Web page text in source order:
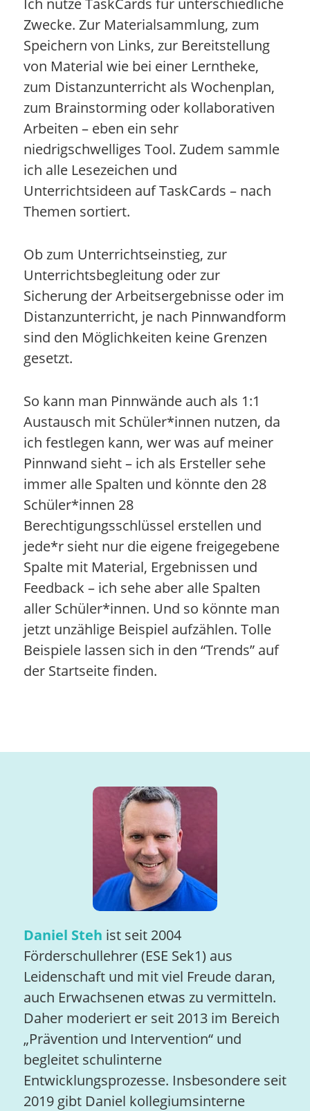
Zwecke. Zur Materialsammlung, zum
Speichern von Links, zur Bereitstellung
von Material wie bei einer Lerntheke,
zum Distanzunterricht als Wochenplan,
zum Brainstorming oder kollaborativen
Arbeiten – eben ein sehr
niedrigschwelliges Tool. Zudem sammle
ich alle Lesezeichen und
Unterrichtsideen auf TaskCards – nach
Themen sortiert.
Ob zum Unterrichtseinstieg, zur
Unterrichtsbegleitung oder zur
Sicherung der Arbeitsergebnisse oder im
Distanzunterricht, je nach Pinnwandform
sind den Möglichkeiten keine Grenzen
gesetzt.
So kann man Pinnwände auch als 1:1
Austausch mit Schüler*innen nutzen, da
ich festlegen kann, wer was auf meiner
Pinnwand sieht – ich als Ersteller sehe
immer alle Spalten und könnte den 28
Schüler*innen 28
Berechtigungsschlüssel erstellen und
jede*r sieht nur die eigene freigegebene
Spalte mit Material, Ergebnissen und
Feedback – ich sehe aber alle Spalten
aller Schüler*innen. Und so könnte man
jetzt unzählige Beispiel aufzählen. Tolle
Beispiele lassen sich in den “Trends” auf
der Startseite finden.
Daniel Steh ist seit 2004
Förderschullehrer (ESE Sek1) aus
Leidenschaft und mit viel Freude daran,
auch Erwachsenen etwas zu vermitteln.
Daher moderiert er seit 2013 im Bereich
„Prävention und Intervention“ und
begleitet schulinterne
Entwicklungsprozesse. Insbesondere seit
2019 gibt Daniel kollegiumsinterne